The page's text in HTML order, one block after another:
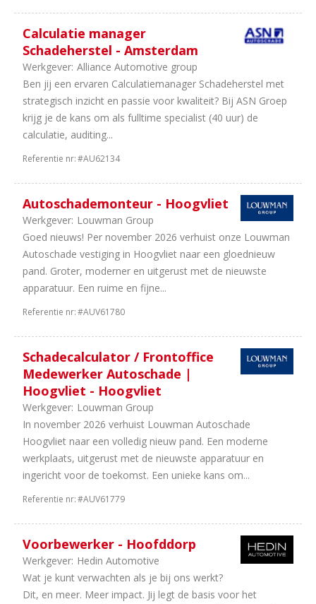
Calculatie manager
Schadeherstel - Amsterdam
Werkgever: Alliance Automotive group
Ben jij een ervaren Calculatiemanager Schadeherstel met
strategisch inzicht en passie voor kwaliteit? Bij ASN Groep
krijg je de kans om als fulltime specialist (40 uur) de
calculatie, auditing...
Referentie nr:#AU62134
Autoschademonteur - Hoogvliet
Werkgever: Louwman Group
Goed nieuws! Per november 2026 verhuist onze Louwman
Autoschade vestiging in Hoogvliet naar een gloednieuw
pand. Groter, moderner en uitgerust met de nieuwste
apparatuur. Een ruime en fijne...
Referentie nr:#AUV61780
Schadecalculator / Frontoffice
Medewerker Autoschade |
Hoogvliet - Hoogvliet
Werkgever: Louwman Group
In november 2026 verhuist Louwman Autoschade
Hoogvliet naar een volledig nieuw pand. Een moderne
werkplaats, uitgerust met de nieuwste apparatuur en
ingericht voor de toekomst. Een unieke kans om...
Referentie nr:#AUV61779
Voorbewerker - Hoofddorp
Werkgever: Hedin Automotive
Wat je kunt verwachten als je bij ons werkt?
Dit, en meer. Meer impact. Jij legt de basis voor het